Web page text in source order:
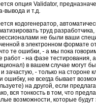
опция Validator,
вывода и т.д.
кодогенератор,
труд
не были ваши
в электронном формате
те ошибки, - а мы пока
работ - на фазе тестирования,
в вашем случае могут
зачастую, - только на стороне
ошибку, не всегда бывает
на другой, если
вся тонкость в том, что
возможности, которые будут